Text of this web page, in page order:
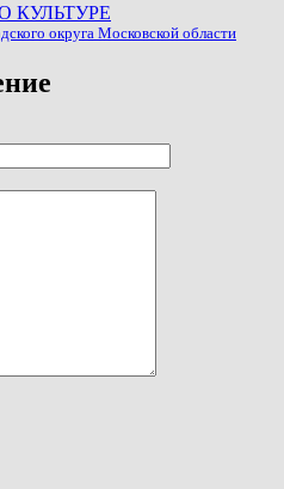
КУЛЬТУРЕ
округа Московской области